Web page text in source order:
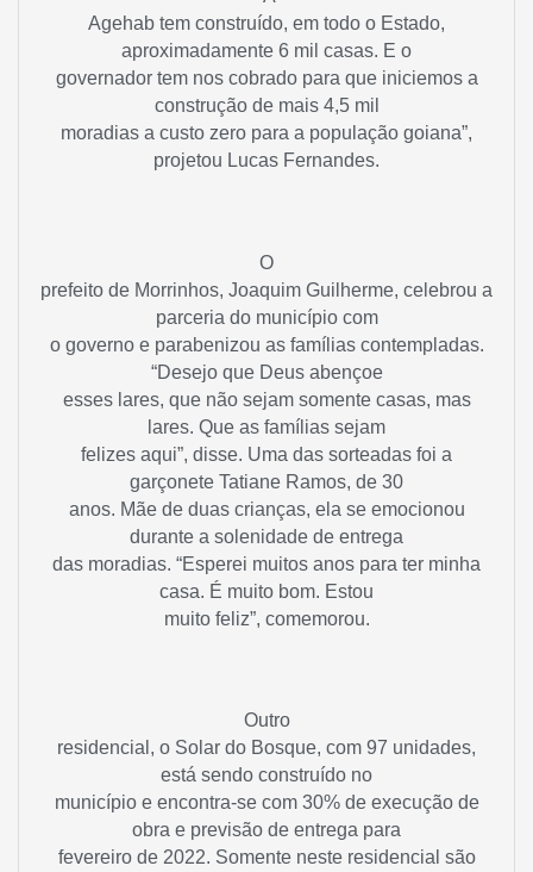
Agehab tem construído, em todo o Estado,
aproximadamente 6 mil casas. E o
governador tem nos cobrado para que iniciemos a
construção de mais 4,5 mil
moradias a custo zero para a população goiana”,
projetou Lucas Fernandes.
O
prefeito de Morrinhos, Joaquim Guilherme, celebrou a
parceria do município com
o governo e parabenizou as famílias contempladas.
“Desejo que Deus abençoe
esses lares, que não sejam somente casas, mas
lares. Que as famílias sejam
felizes aqui”, disse. Uma das sorteadas foi a
garçonete Tatiane Ramos, de 30
anos. Mãe de duas crianças, ela se emocionou
durante a solenidade de entrega
das moradias. “Esperei muitos anos para ter minha
casa. É muito bom. Estou
muito feliz”, comemorou.
Outro
residencial, o Solar do Bosque, com 97 unidades,
está sendo construído no
município e encontra-se com 30% de execução de
obra e previsão de entrega para
fevereiro de 2022. Somente neste residencial são